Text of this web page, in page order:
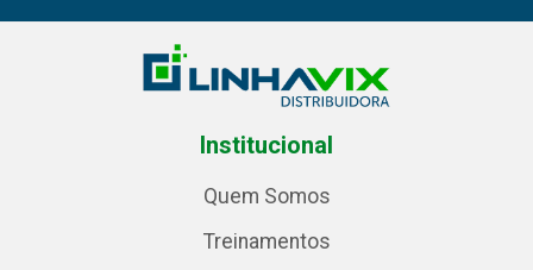
Institucional
Quem Somos
Treinamentos